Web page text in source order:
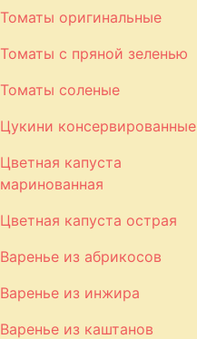
Томаты оригинальные
Томаты с пряной зеленью
Томаты соленые
Цукини консервированные
Цветная капуста
маринованная
Цветная капуста острая
Варенье из абрикосов
Варенье из инжира
Варенье из каштанов